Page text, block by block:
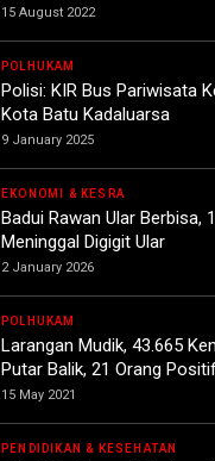
15 August 2022
POLHUKAM
Polisi: KIR Bus Pariwisata
Kota Batu Kadaluarsa
9 January 2025
EKONOMI & KESRA
Badui Rawan Ular Berbisa,
Meninggal Digigit Ular
2 January 2026
POLHUKAM
Larangan Mudik, 43.665
Putar Balik, 21 Orang
15 May 2021
PENDIDIKAN & KESEHATAN